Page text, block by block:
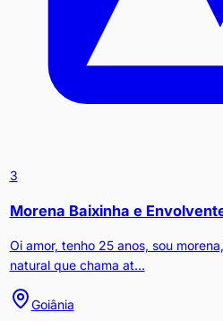
3
Morena Baixinha e
Oi amor, tenho 25 anos, sou
natural que chama at...
Goiânia